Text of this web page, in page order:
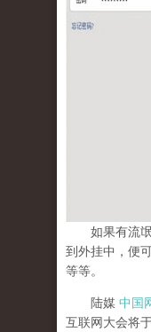
如果有流氓
到外挂中，便
等等。
陆媒 中国
互联网大会将